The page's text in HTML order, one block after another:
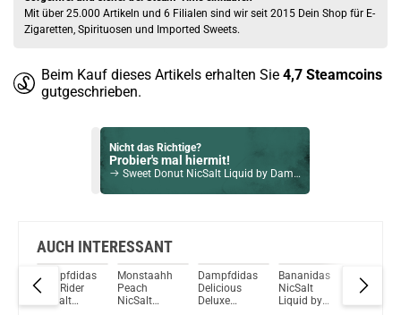
Mit über 25.000 Artikeln und 6 Filialen sind wir seit 2015 Dein Shop für E-
Zigaretten, Spirituosen und Imported Sweets.
Beim Kauf dieses Artikels erhalten Sie 4,7 Steamcoins
gutgeschrieben.
Nicht das Richtige?
Probier's mal hiermit!
Sweet Donut NicSalt Liquid by Dampfdidas 10ml / 10mg
Kokoszipfel 10ml 18mg NicSalt Liquid by Gangsterz
Du willst Kröten sparen?
Schau mal hier!
Suorin Trio85 5ml 85 W Pod System Kit Blau
AUCH INTERESSANT
Dampfdidas
Tide Rider
NicSalt
Monstaahh
Peach
NicSalt
Dampfdidas
Delicious
Deluxe
Bananidas
NicSalt
Liquid by